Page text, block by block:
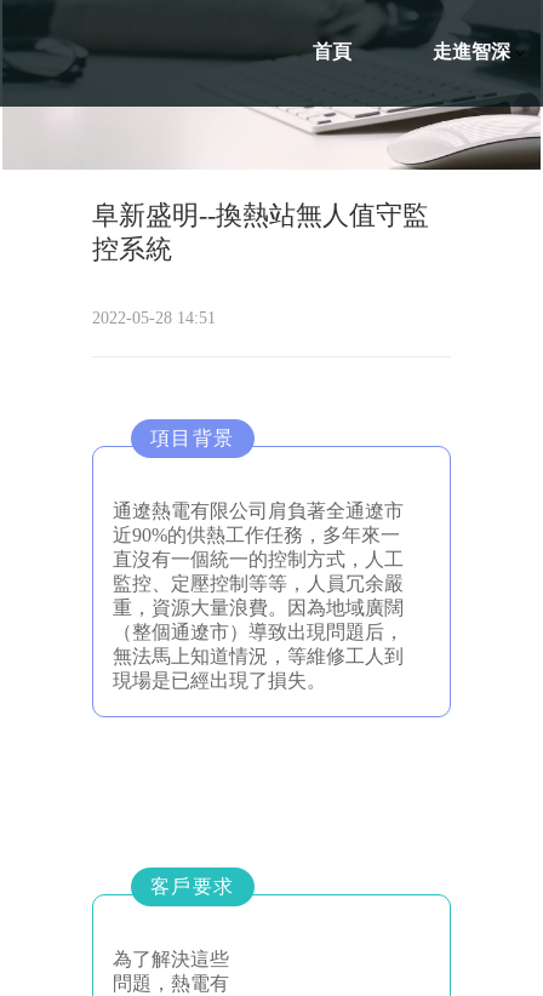
首頁 走進智深
阜新盛明--換熱站無人值守監
控系統
2022-05-28 14:51
項目背景
通遼熱電有限公司肩負著全通遼市
近90%的供熱工作任務，多年來一
直沒有一個統一的控制方式，人工
監控、定壓控制等等，人員冗余嚴
重，資源大量浪費。因為地域廣闊
（整個通遼市）導致出現問題后，
無法馬上知道情況，等維修工人到
現場是已經出現了損失。
客戶要求
為了解決這些
問題，熱電有